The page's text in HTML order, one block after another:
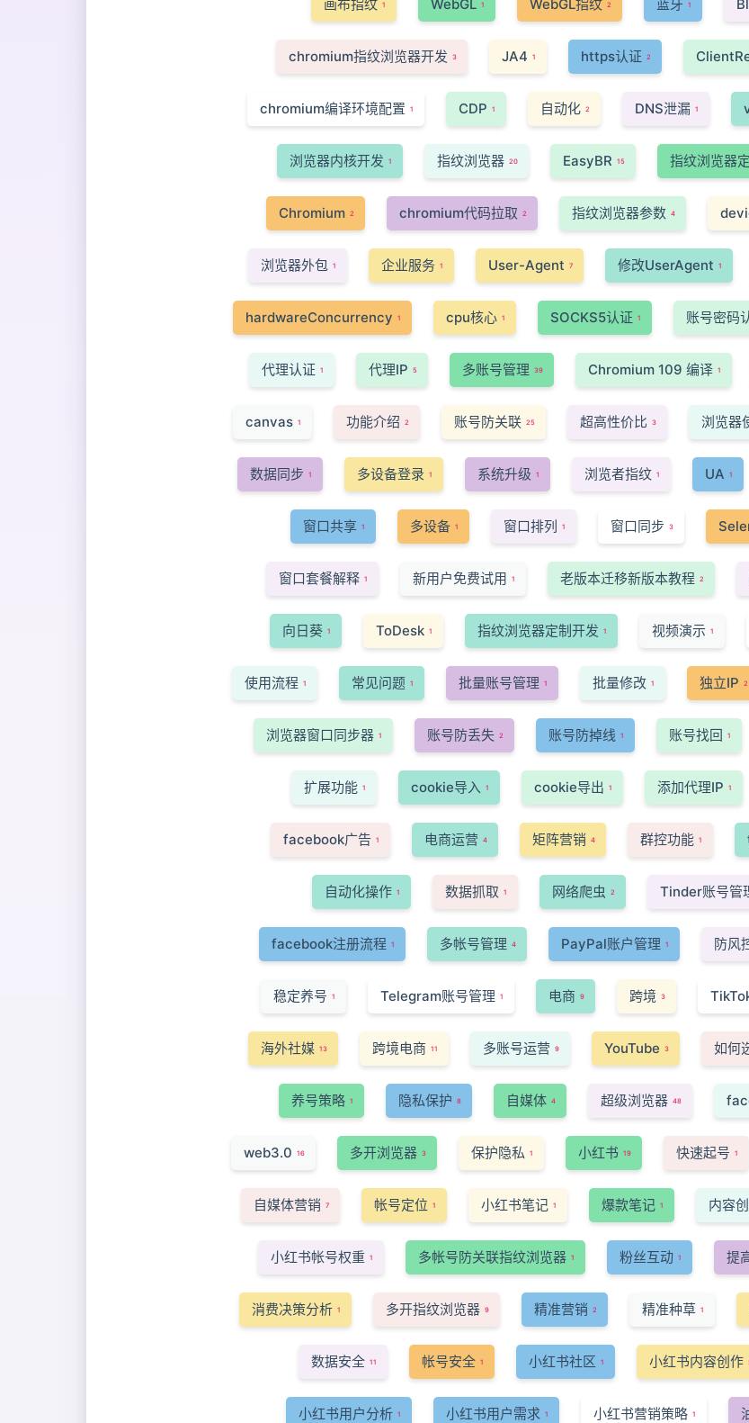
画布指纹 1 WebGL 1 WebGL指纹 2 蓝牙 1
chromium指纹浏览器开发 3 JA4 1 https认证 2
chromium编译环境配置 1 CDP 1 自动化 2 DNS泄漏 1
浏览器内核开发 1 指纹浏览器 20 EasyBR 15 指纹浏览器
Chromium 2 chromium代码拉取 2 指纹浏览器参数 4
浏览器外包 1 企业服务 1 User-Agent 7 修改UserAgent 1
hardwareConcurrency 1 cpu核心 1 SOCKS5认证 1 账号密码
代理认证 1 代理IP 5 多账号管理 39 Chromium 109 编译 1
canvas 1 功能介绍 2 账号防关联 25 超高性价比 3 浏览器
数据同步 1 多设备登录 1 系统升级 1 浏览者指纹 1 UA 1
窗口共享 1 多设备 1 窗口排列 1 窗口同步 3
窗口套餐解释 1 新用户免费试用 1 老版本迁移新版本教程 2
向日葵 1 ToDesk 1 指纹浏览器定制开发 1 视频演示 1
使用流程 1 常见问题 1 批量账号管理 1 批量修改 1 独立IP 2
浏览器窗口同步器 1 账号防丢失 2 账号防掉线 1 账号找回 1
扩展功能 1 cookie导入 1 cookie导出 1 添加代理IP 1
facebook广告 1 电商运营 4 矩阵营销 4 群控功能 1
自动化操作 1 数据抓取 1 网络爬虫 2 Tinder账号管
facebook注册流程 1 多帐号管理 4 PayPal账户管理 1 防风
稳定养号 1 Telegram账号管理 1 电商 9 跨境 3
海外社媒 13 跨境电商 11 多账号运营 9 YouTube 3 如何
养号策略 1 隐私保护 8 自媒体 4 超级浏览器 48
web3.0 16 多开浏览器 3 保护隐私 1 小红书 19 快速起号 1
自媒体营销 7 帐号定位 1 小红书笔记 1 爆款笔记 1 内容
小红书帐号权重 1 多帐号防关联指纹浏览器 1 粉丝互动 1 提
消费决策分析 1 多开指纹浏览器 9 精准营销 2 精准种草 1
数据安全 11 帐号安全 1 小红书社区 1 小红书内容创作
小红书用户分析 1 小红书用户需求 1 小红书营销策略 1